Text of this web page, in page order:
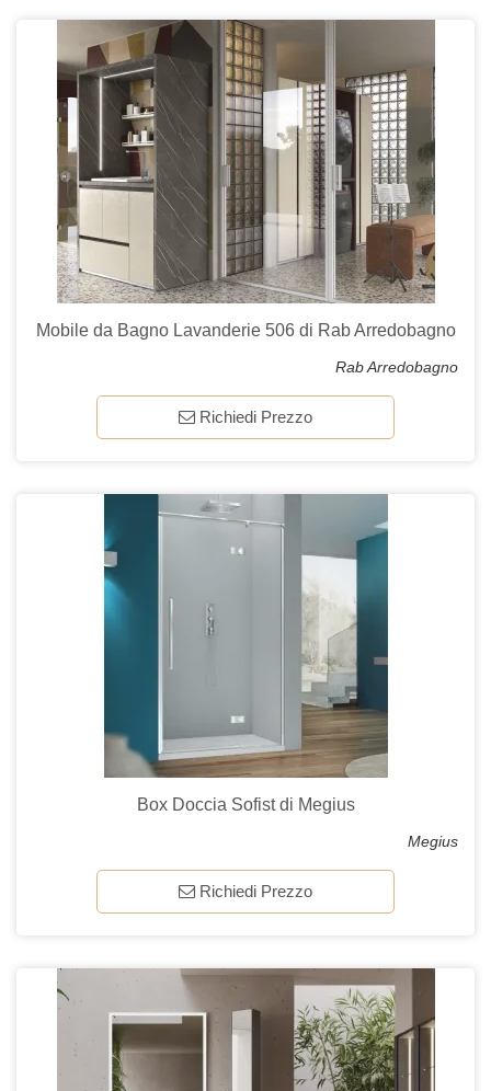
Mobile da Bagno Lavanderie 506 di Rab Arredobagno
Rab Arredobagno
Richiedi Prezzo
Box Doccia Sofist di Megius
Megius
Richiedi Prezzo